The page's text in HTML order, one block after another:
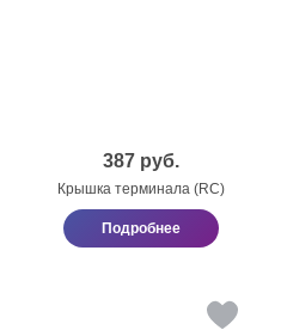
387 руб.
Крышка терминала (RC)
Подробнее